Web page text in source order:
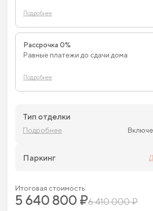
Подробнее
Рассрочка 0%
Равные платежи до сдачи дома
Подробнее
Тип отделки
Подробнее
Паркинг
Итоговая стоимость:
5 640 800 ₽6 410 000 ₽